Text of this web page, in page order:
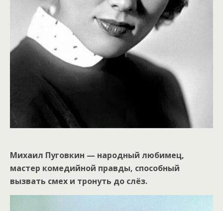
Михаил Пуговкин — народный любимец,
мастер комедийной правды, способный
вызвать смех и тронуть до слёз.